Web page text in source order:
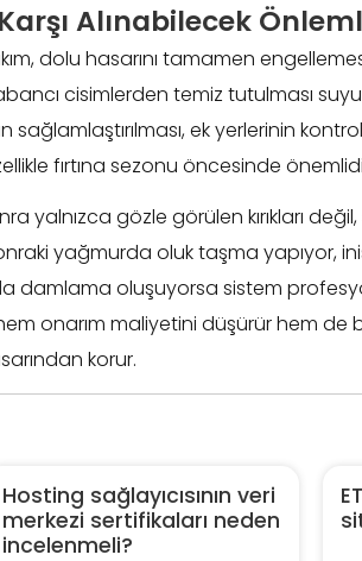
Alınabilecek
dolu hasarını tamamen
cisimlerden temiz tutulması
sağlamlaştırılması, ek yerlerinin
fırtına sezonu öncesinde
yalnızca gözle görülen kırıkları
yağmurda oluk taşma yapıyor,
damlama oluşuyorsa sistem
onarım maliyetini düşürür hem de
korur.
Hosting sağlayıcısının veri
merkezi sertifikaları neden
incelenmeli?